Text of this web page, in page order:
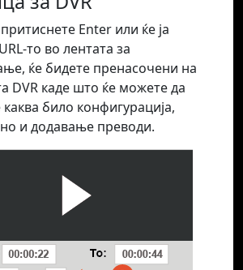
Enter или ќе ја
то во лентата за
ќе бидете пренасочени на
DVR каде што ќе можете да
каква било конфигурација,
и додавање преводи.